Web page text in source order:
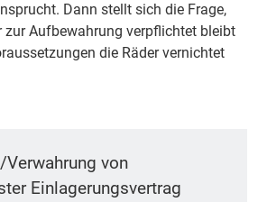
Dann stellt sich die Frage,
zur Aufbewahrung verpflichtet bleibt
die Räder vernichtet
Verwahrung von
Einlagerungsvertrag